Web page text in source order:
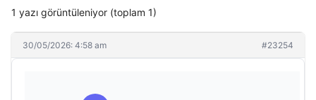
1 yazı görüntüleniyor (toplam 1)
30/05/2026: 4:58 am #23254